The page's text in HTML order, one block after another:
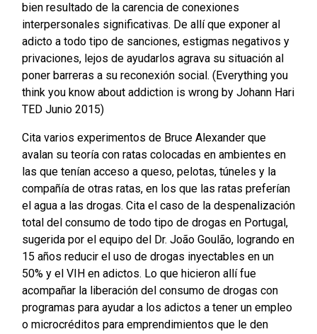
bien resultado de la carencia de conexiones
interpersonales significativas. De allí que exponer al
adicto a todo tipo de sanciones, estigmas negativos y
privaciones, lejos de ayudarlos agrava su situación al
poner barreras a su reconexión social. (Everything you
think you know about addiction is wrong by Johann Hari
TED Junio 2015)
Cita varios experimentos de Bruce Alexander que
avalan su teoría con ratas colocadas en ambientes en
las que tenían acceso a queso, pelotas, túneles y la
compañía de otras ratas, en los que las ratas preferían
el agua a las drogas. Cita el caso de la despenalización
total del consumo de todo tipo de drogas en Portugal,
sugerida por el equipo del Dr. João Goulão, logrando en
15 años reducir el uso de drogas inyectables en un
50% y el VIH en adictos. Lo que hicieron allí fue
acompañar la liberación del consumo de drogas con
programas para ayudar a los adictos a tener un empleo
o microcréditos para emprendimientos que le den